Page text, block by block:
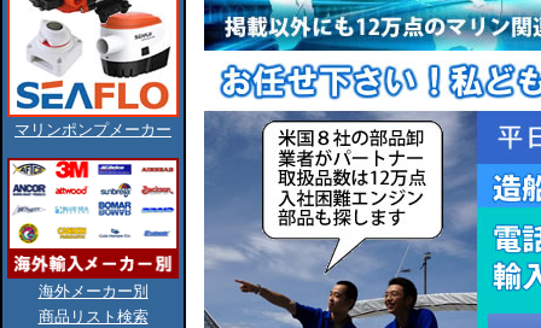
マリンポンプメーカー
海外メーカー別
商品リスト検索